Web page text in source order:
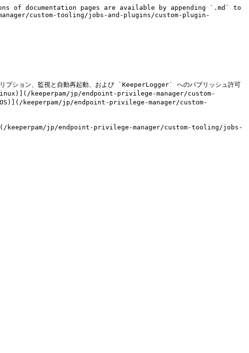
of documentation pages are available by appending `.md` to
custom-tooling/jobs-and-plugins/custom-plugin-
プション、監視と自動再起動、および `KeeperLogger` へのパブリッシュ許可
構成 (Linux)](/keeperpam/jp/endpoint-privilege-manager/custom-
keeperpam/jp/endpoint-privilege-manager/custom-
keeperpam/jp/endpoint-privilege-manager/custom-tooling/jobs-